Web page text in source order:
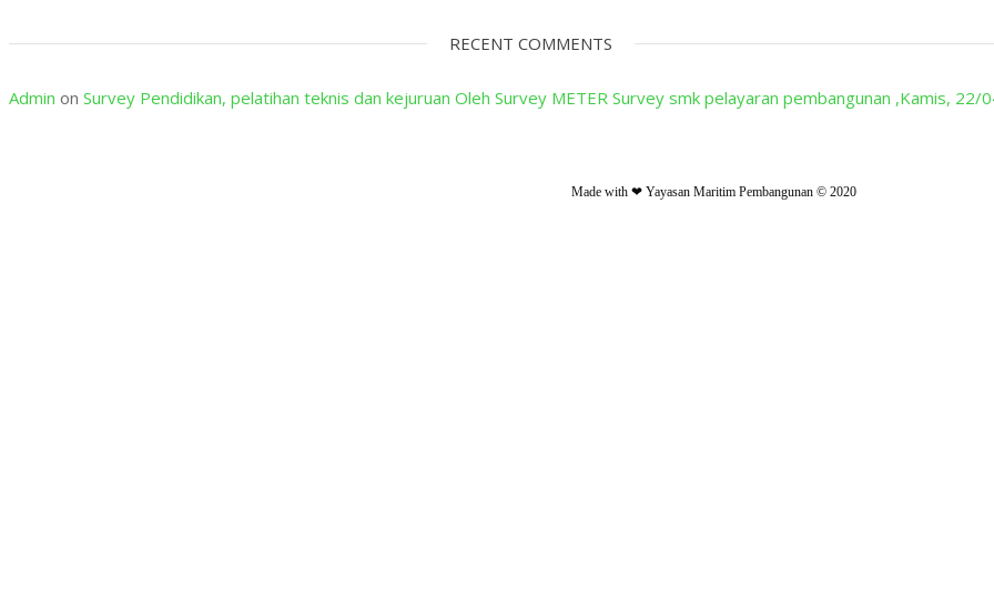
RECENT COMMENTS
Admin on Survey Pendidikan, pelatihan teknis dan kejuruan Oleh Survey METER Survey smk pelayaran pembangunan ,Kamis, 22/
Made with ❤ Yayasan Maritim Pembangunan © 2020